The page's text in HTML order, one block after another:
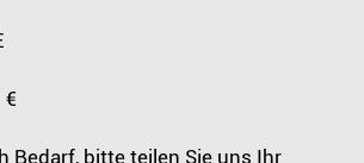
€
Bedarf, bitte teilen Sie uns Ihr